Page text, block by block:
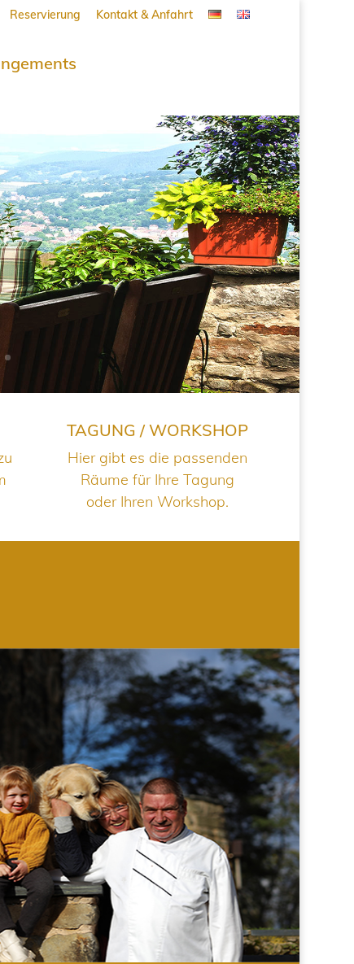
Reservierung Kontakt & Anfahrt
TAGUNG / WORKSHOP
Hier gibt es die passenden
Räume für Ihre Tagung
oder Ihren Workshop.